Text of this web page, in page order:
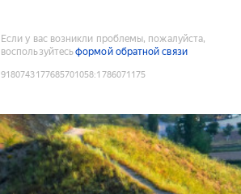
Если у вас возникли проблемы, пожалуйста,
воспользуйтесьформой обратной связи
9180743177685701058:1786071175